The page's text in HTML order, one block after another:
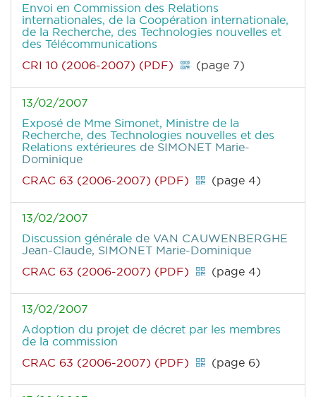
Envoi en Commission des Relations
internationales, de la Coopération internationale,
de la Recherche, des Technologies nouvelles et
des Télécommunications
CRI 10 (2006-2007) (PDF)
(page 7)
13/02/2007
Exposé de Mme Simonet, Ministre de la
Recherche, des Technologies nouvelles et des
Relations extérieures de SIMONET Marie-
Dominique
CRAC 63 (2006-2007) (PDF)
(page 4)
13/02/2007
Discussion générale de VAN CAUWENBERGHE
Jean-Claude, SIMONET Marie-Dominique
CRAC 63 (2006-2007) (PDF)
(page 4)
13/02/2007
Adoption du projet de décret par les membres
de la commission
CRAC 63 (2006-2007) (PDF)
(page 6)